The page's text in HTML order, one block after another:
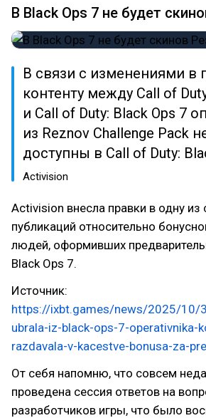
В Black Ops 7 не будет
В связи с изменениями в
контенту между Call of
и Call of Duty: Black Ops 7
из Reznov Challenge Pack
доступны в Call of Duty:
Activision
Activision внесла правки в одну из
публикаций относительно
людей, оформивших
Black Ops 7.
Источник:
https://ixbt.games/news/2025/10/
ubrala-iz-black-ops-7-operativnika-
razdavala-v-kacestve-bonusa-za-
От себя напомню, что совсем
проведена сессия ответов на
разработчиков игры, что было